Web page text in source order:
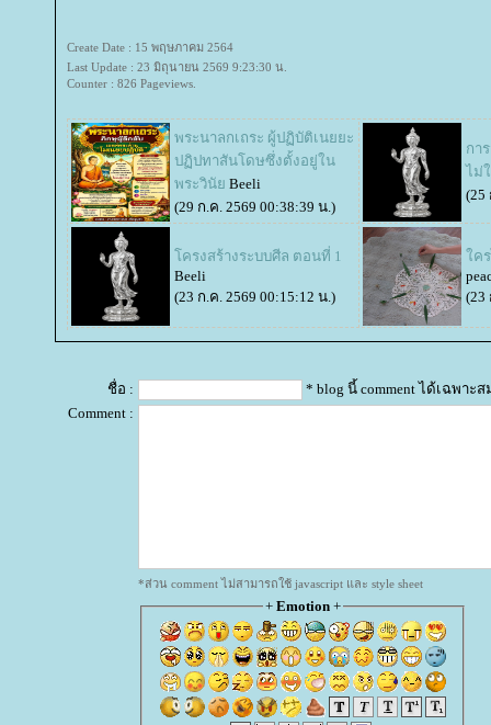
Create Date : 15 พฤษภาคม 2564
Last Update : 23 มิถุนายน 2569 9:23:30 น.
Counter : 826 Pageviews.
พระนาลกเถระ ผู้ปฏิบัติเนยยะ
ปฏิปทาสันโดษซึ่งตั้งอยู่ใน
พระวินั Beeli
(29 ก.ค. 2569 00:38:39 น.)
กา
ไม่
(25
ครงสร้างระบบศีล ตอนที่ 1
Beeli
(23 ก.ค. 2569 00:15:12 น.)
คร
(23
ชื่อ :
* blog นี้ comment ได้เฉพาะ
Comment :
*ส่วน comment ไม่สามารถใช้ javascript และ style sheet
+ Emotion+